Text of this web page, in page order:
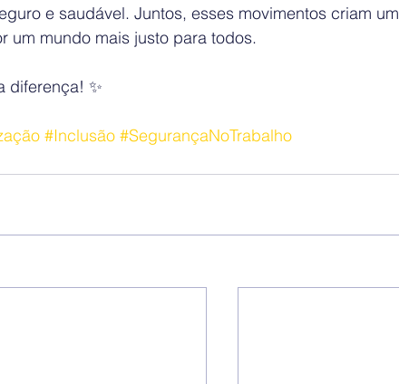
e saudável. Juntos, esses movimentos criam um
um mundo mais justo para todos.
diferença! ✨
#Inclusão #SegurançaNoTrabalho